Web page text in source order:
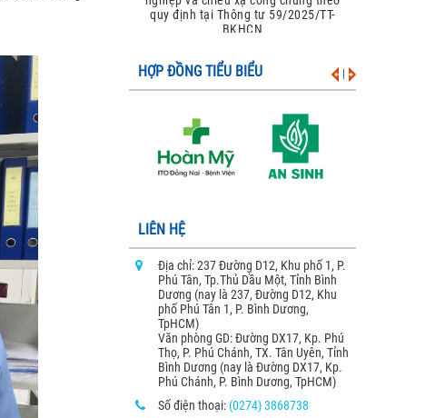
quy định tại Thông tư 59/2025/TT-
BKHCN
HỢP ĐỒNG TIỂU BIỂU
LIÊN HỆ
Địa chỉ: 237 Đường D12, Khu phố 1, P.
Phú Tân, Tp.Thủ Dầu Một, Tỉnh Bình
Dương (nay là 237, Đường D12, Khu
phố Phú Tân 1, P. Bình Dương,
TpHCM)
Văn phòng GD: Đường DX17, Kp. Phú
Thọ, P. Phú Chánh, TX. Tân Uyên, Tỉnh
Bình Dương (nay là Đường DX17, Kp.
Phú Chánh, P. Bình Dương, TpHCM)
Số điện thoại: (0274) 3868738